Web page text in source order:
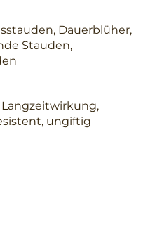
Dauerblüher,
Stauden,
ungiftig